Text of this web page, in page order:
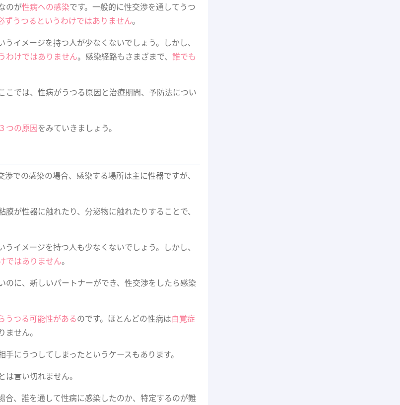
のが性病への感染です。一般的に性交渉を通してうつ
ずうつるというわけではありません。
イメージを持つ人が少なくないでしょう。しかし、
わけではありません。感染経路もさまざまで、 誰でも
では、性病がうつる原因と治療期間、予防法につい
つの原因をみていきましょう。
渉での感染の場合、感染する場所は主に性器ですが、
が性器に触れたり、分泌物に触れたりすることで、
イメージを持つ人も少なくないでしょう。しかし、
ではありません。
に、新しいパートナーができ、性交渉をしたら感染
うつる可能性があるのです。ほとんどの性病は自覚症
せん。
にうつしてしまったというケースもあります。
言い切れません。
、誰を通して性病に感染したのか、特定するのが難